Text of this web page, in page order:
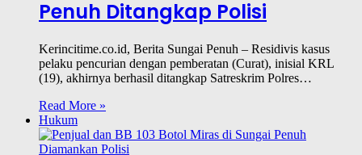
Penuh Ditangkap Polisi
Kerincitime.co.id, Berita Sungai Penuh – Residivis kasus
pelaku pencurian dengan pemberatan (Curat), inisial KRL
(19), akhirnya berhasil ditangkap Satreskrim Polres…
Read More »
Hukum